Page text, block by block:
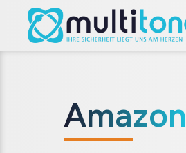
Amazon